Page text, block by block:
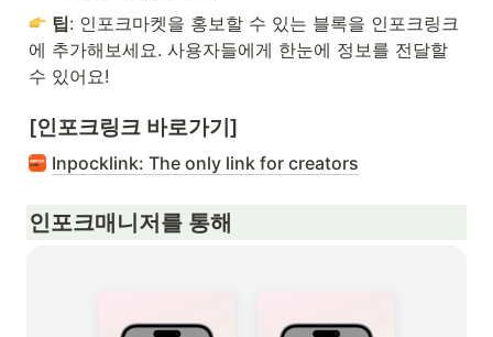
팁: 인포크마켓을 홍보할 수 있는 블록을 인포크링크
에 추가해보세요. 사용자들에게 한눈에 정보를 전달할
수 있어요!
[인포크링크 바로가기]
Inpocklink: The only link for creators
인포크매니저를 통해